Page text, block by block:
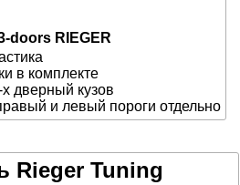
doors RIEGER
в комплекте
дверный кузов
и левый пороги отдельно
Rieger Tuning